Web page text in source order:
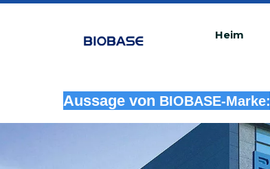
Heim
Aussage von BIOBASE-Marke: